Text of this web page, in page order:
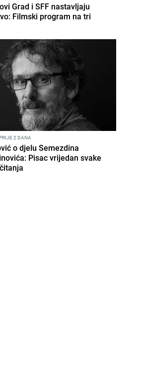
Grad i SFF nastavljaju
Filmski program na tri
2 DANA
o djelu Semezdina
Pisac vrijedan svake